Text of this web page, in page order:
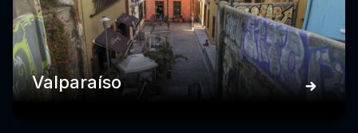
Valparaíso